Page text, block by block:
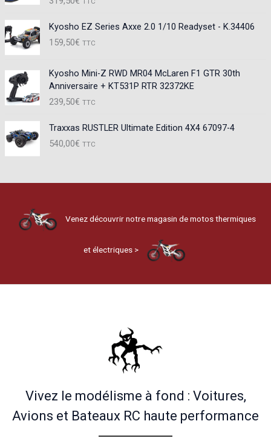
Kyosho EZ Series Axxe 2.0 1/10 Readyset - K.34406
159,50€ TTC
Kyosho Mini-Z RWD MR04 McLaren F1 GTR 30th
Anniversaire + KT531P RTR 32372KE
239,50€ TTC
Traxxas RUSTLER Ultimate Edition 4X4 67097-4
540,00€ TTC
Venez découvrir notre magasin de motos thermiques
et électriques >
Vivez le modélisme à fond : Voitures,
Avions et Bateaux RC haute performance